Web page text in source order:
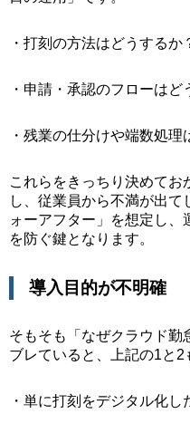
・打刻の方法はどうするか
・申請・承認のフローはど
・残業の仕分けや端数処理
これらをきっちり決めて
し、従業員から不満が出て
ォーアフター」を想定し
を防ぐ鍵となります。
導入目的が不明確
そもそも「なぜクラウド勤
ブレていると、上記の1と2
・単に打刻をデジタル化し